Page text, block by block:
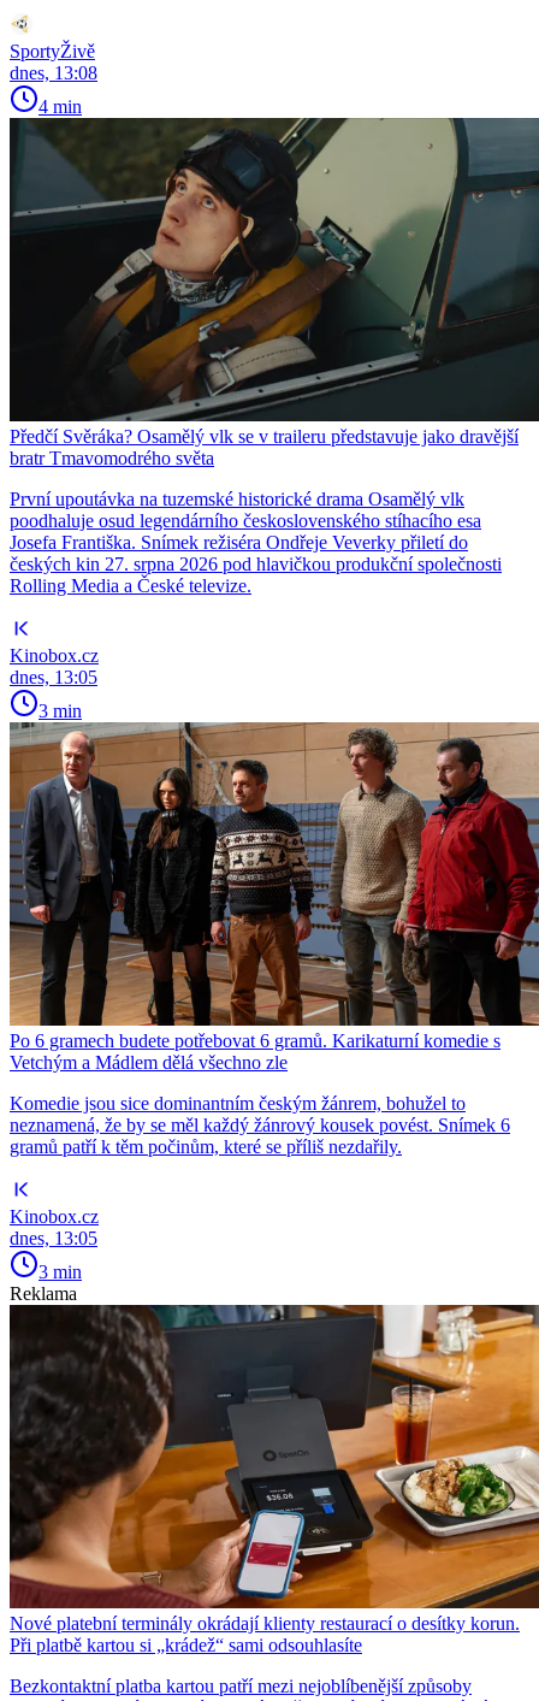
SportyŽivě
dnes, 13:08
4 min
Předčí Svěráka? Osamělý vlk se v traileru představuje jako dravější
bratr Tmavomodrého světa
První upoutávka na tuzemské historické drama Osamělý vlk
poodhaluje osud legendárního československého stíhacího esa
Josefa Františka. Snímek režiséra Ondřeje Veverky přiletí do
českých kin 27. srpna 2026 pod hlavičkou produkční společnosti
Rolling Media a České televize.
Kinobox.cz
dnes, 13:05
3 min
Po 6 gramech budete potřebovat 6 gramů. Karikaturní komedie s
Vetchým a Mádlem dělá všechno zle
Komedie jsou sice dominantním českým žánrem, bohužel to
neznamená, že by se měl každý žánrový kousek povést. Snímek 6
gramů patří k těm počinům, které se příliš nezdařily.
Kinobox.cz
dnes, 13:05
3 min
Reklama
Nové platební terminály okrádají klienty restaurací o desítky korun.
Při platbě kartou si „krádež“ sami odsouhlasíte
Bezkontaktní platba kartou patří mezi nejoblíbenější způsoby